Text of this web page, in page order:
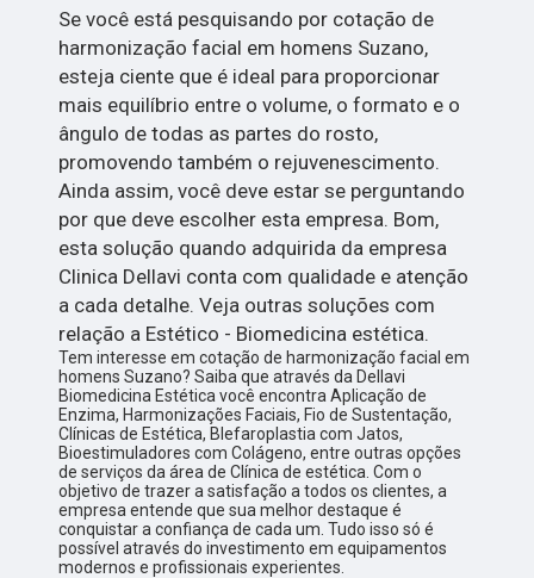
Se você está pesquisando por cotação de
harmonização facial em homens Suzano,
esteja ciente que é ideal para proporcionar
mais equilíbrio entre o volume, o formato e o
ângulo de todas as partes do rosto,
promovendo também o rejuvenescimento.
Ainda assim, você deve estar se perguntando
por que deve escolher esta empresa. Bom,
esta solução quando adquirida da empresa
Clinica Dellavi conta com qualidade e atenção
a cada detalhe. Veja outras soluções com
relação a Estético - Biomedicina estética.
Tem interesse em cotação de harmonização facial em
homens Suzano? Saiba que através da Dellavi
Biomedicina Estética você encontra Aplicação de
Enzima, Harmonizações Faciais, Fio de Sustentação,
Clínicas de Estética, Blefaroplastia com Jatos,
Bioestimuladores com Colágeno, entre outras opções
de serviços da área de Clínica de estética. Com o
objetivo de trazer a satisfação a todos os clientes, a
empresa entende que sua melhor destaque é
conquistar a confiança de cada um. Tudo isso só é
possível através do investimento em equipamentos
modernos e profissionais experientes.